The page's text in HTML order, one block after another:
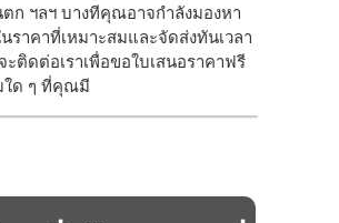
ก ฯลฯ บางทีคุณอาจกําลังมองหา
าคาที่เหมาะสมและจัดส่งทันเวลา
ะติดต่อเราเพื่อขอใบเสนอราคาฟรี
ใด ๆ ที่คุณมี